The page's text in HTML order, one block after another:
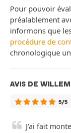
Pour pouvoir
préalablement
informons que
procédure de
chronologique
AVIS DE WILLEM
5/5
J’ai fait